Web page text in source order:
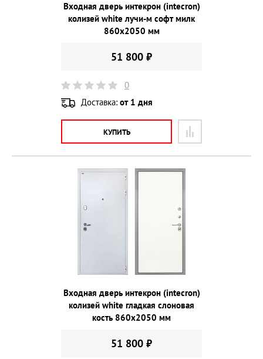
Входная дверь интекрон (intecron)
колизей white лучи-м софт милк
860х2050 мм
51 800 ₽
0
Доставка: от 1 дня
КУПИТЬ
Входная дверь интекрон (intecron)
колизей white гладкая слоновая
кость 860х2050 мм
51 800 ₽